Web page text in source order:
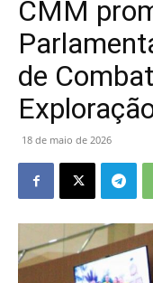
CMM
de
18 de maio de 2026